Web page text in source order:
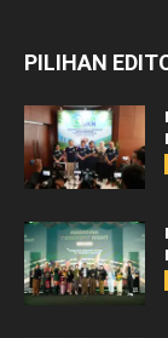
PILIHAN